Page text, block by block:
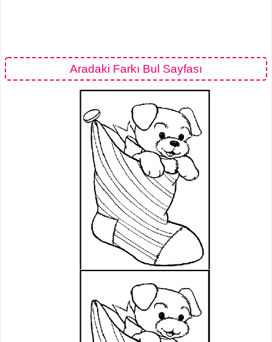
Aradaki Farkı Bul Sayfası